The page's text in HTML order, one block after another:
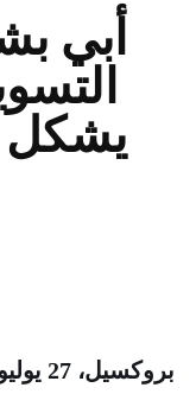
أبي
يشكل
بروكسيل، 27 يوليو 2020 (